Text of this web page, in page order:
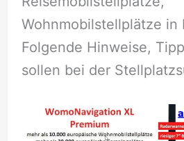
Wohnmobilstellplätze in
Folgende Hinweise,
sollen bei der